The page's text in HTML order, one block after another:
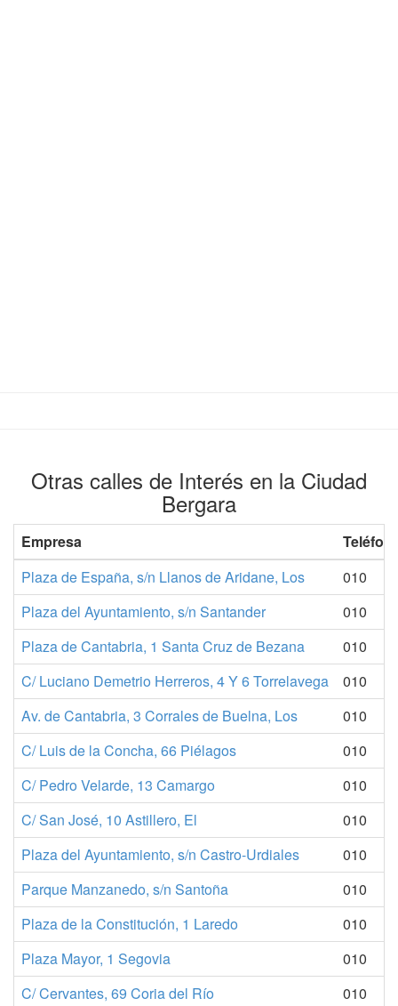
Otras calles de Interés en la Ciudad
Bergara
Empresa
Plaza de España, s/n Llanos de Aridane, Los
010
Plaza del Ayuntamiento, s/n Santander
010
Plaza de Cantabria, 1 Santa Cruz de Bezana
010
C/ Luciano Demetrio Herreros, 4 Y 6 Torrelavega
010
Av. de Cantabria, 3 Corrales de Buelna, Los
010
C/ Luis de la Concha, 66 Piélagos
010
C/ Pedro Velarde, 13 Camargo
010
C/ San José, 10 Astillero, El
010
Plaza del Ayuntamiento, s/n Castro-Urdiales
010
Parque Manzanedo, s/n Santoña
010
Plaza de la Constitución, 1 Laredo
010
Plaza Mayor, 1 Segovia
010
C/ Cervantes, 69 Coria del Río
010